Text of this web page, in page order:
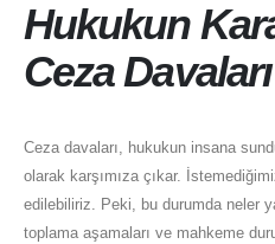
Hukukun
Ceza
Ceza davaları, hukukun insana
olarak karşımıza çıkar.
edilebiliriz. Peki, bu durumda neler
toplama aşamaları ve mahkeme